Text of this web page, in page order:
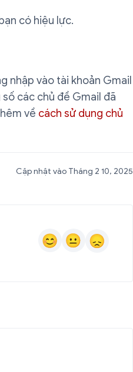
có hiệu lực.
nhập vào tài khoản Gmail
các chủ đề Gmail đã
về cách sử dụng chủ
Cập nhật vào Tháng 2 10, 2025